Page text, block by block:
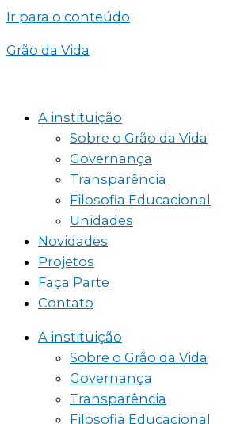
Ir para o conteúdo
Grão da Vida
A instituição
Sobre o Grão da Vida
Governança
Transparência
Filosofia Educacional
Unidades
Novidades
Projetos
Faça Parte
Contato
A instituição
Sobre o Grão da Vida
Governança
Transparência
Filosofia Educacional